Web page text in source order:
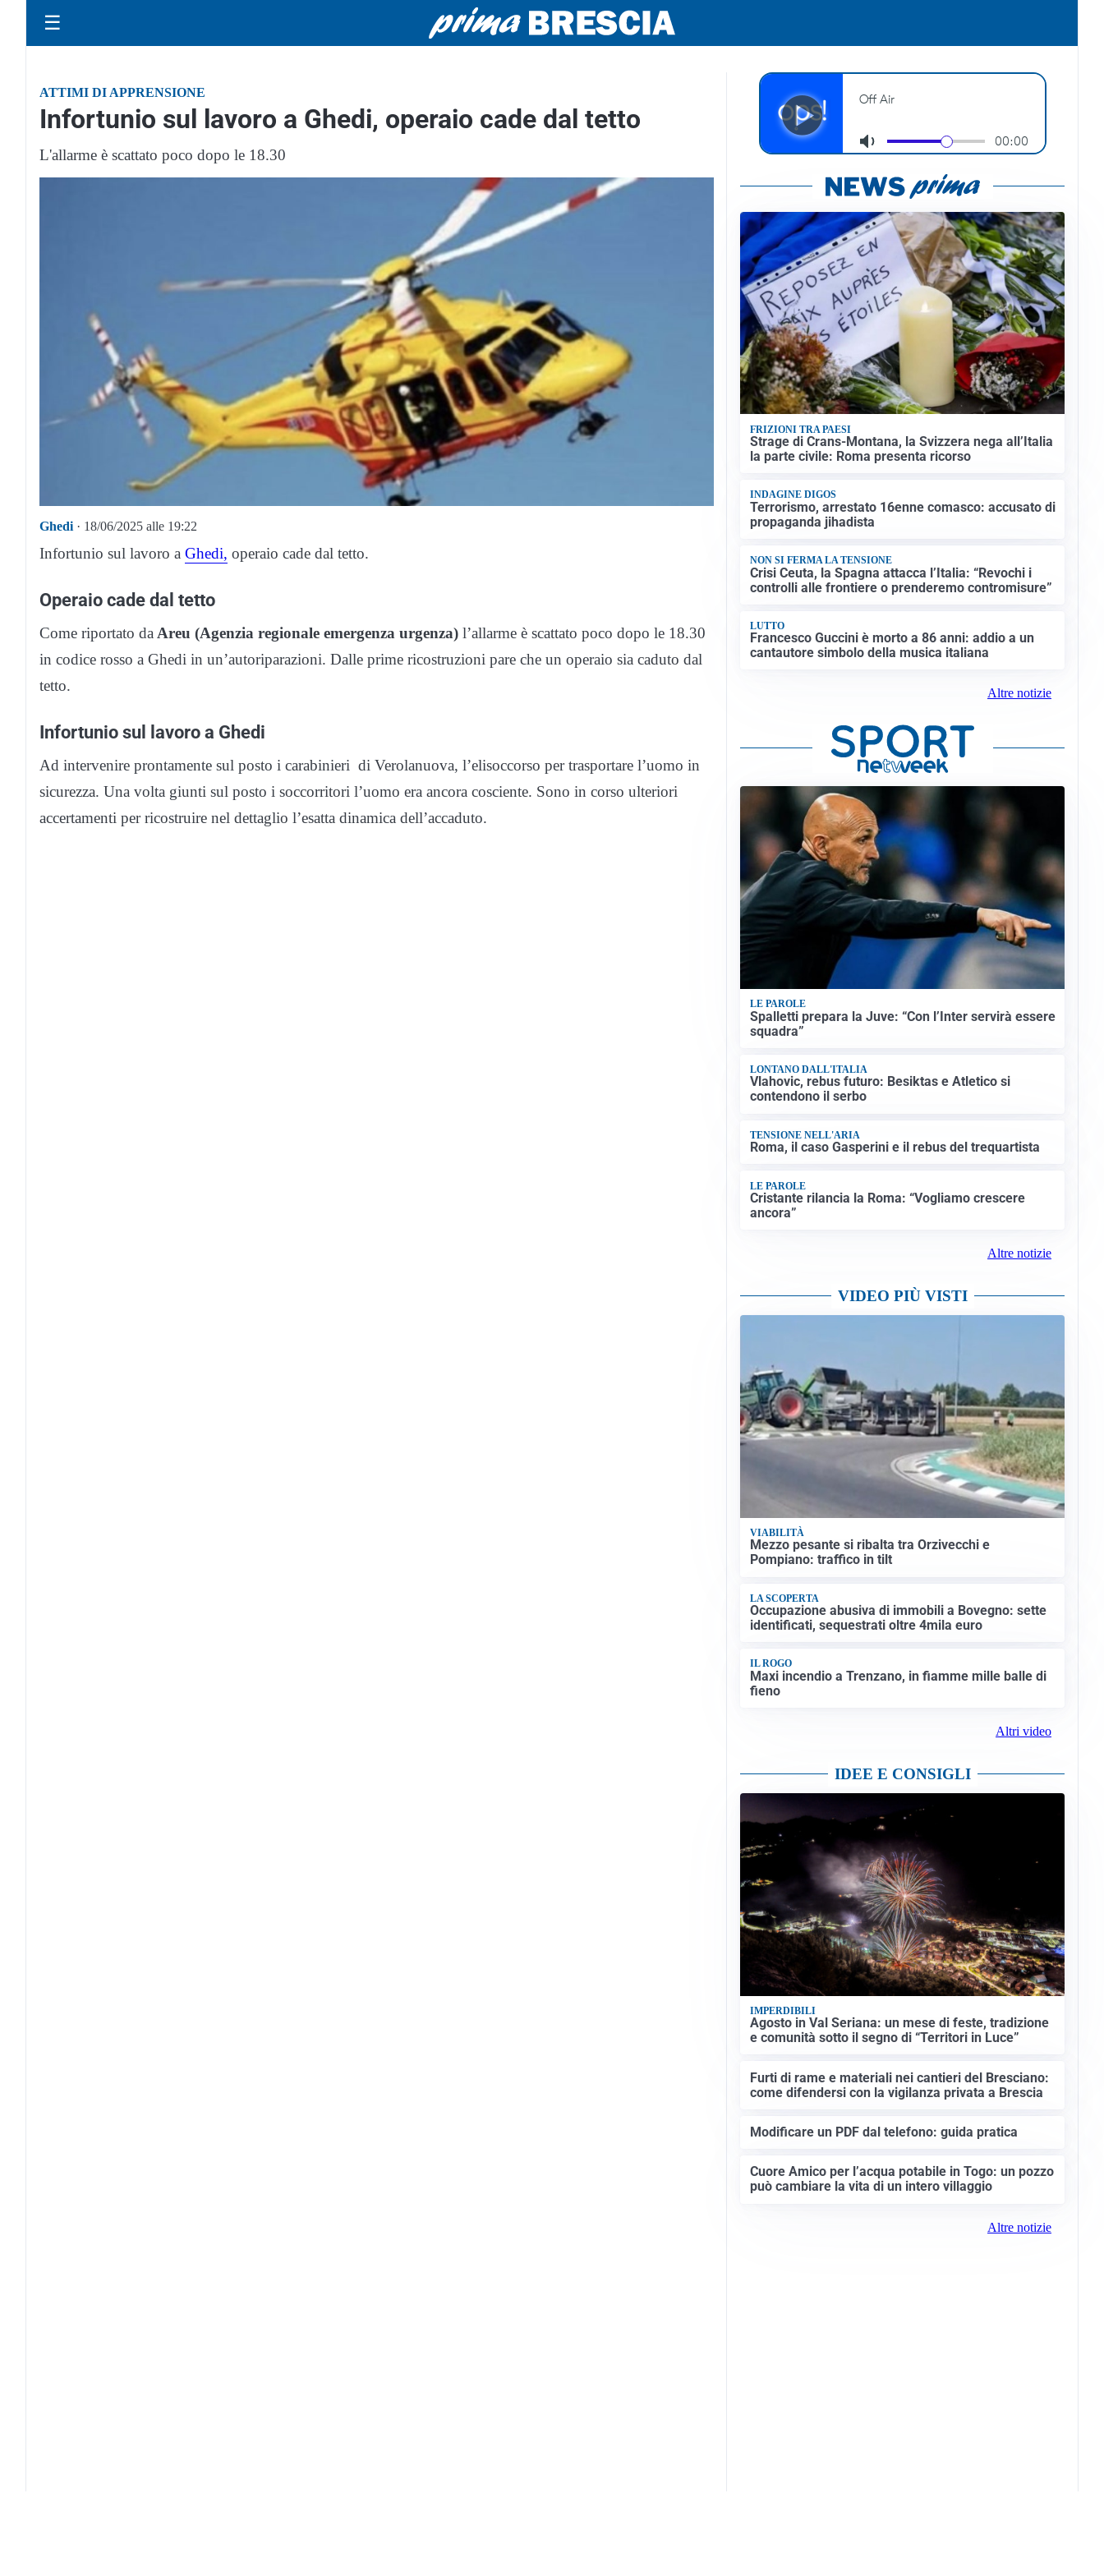
☰
ATTIMI DI APPRENSIONE
Infortunio sul lavoro a Ghedi, operaio cade dal tetto
L'allarme è scattato poco dopo le 18.30
Ghedi · 18/06/2025 alle 19:22
Infortunio sul lavoro a Ghedi, operaio cade dal tetto.
Operaio cade dal tetto
Come riportato daAreu (Agenzia regionale emergenza urgenza) l’allarme è scattato poco dopo le 18.30
in codice rosso a Ghedi in un’autoriparazioni. Dalle prime ricostruzioni pare che un operaio sia caduto dal
tetto.
Infortunio sul lavoro a Ghedi
Ad intervenire prontamente sul posto i carabinieri di Verolanuova, l’elisoccorso per trasportare l’uomo in
sicurezza. Una volta giunti sul posto i soccorritori l’uomo era ancora cosciente. Sono in corso ulteriori
accertamenti per ricostruire nel dettaglio l’esatta dinamica dell’accaduto.
FRIZIONI TRA PAESI
Strage di Crans-Montana, la Svizzera nega all’Italia
la parte civile: Roma presenta ricorso
INDAGINE DIGOS
Terrorismo, arrestato 16enne comasco: accusato di
propaganda jihadista
NON SI FERMA LA TENSIONE
Crisi Ceuta, la Spagna attacca l’Italia: “Revochi i
controlli alle frontiere o prenderemo contromisure”
LUTTO
Francesco Guccini è morto a 86 anni: addio a un
cantautore simbolo della musica italiana
Altre notizie
LE PAROLE
Spalletti prepara la Juve: “Con l’Inter servirà essere
squadra”
LONTANO DALL'ITALIA
Vlahovic, rebus futuro: Besiktas e Atletico si
contendono il serbo
TENSIONE NELL'ARIA
Roma, il caso Gasperini e il rebus del trequartista
LE PAROLE
Cristante rilancia la Roma: “Vogliamo crescere
ancora”
Altre notizie
VIDEO PIÙ VISTI
VIABILITÀ
Mezzo pesante si ribalta tra Orzivecchi e
Pompiano: traffico in tilt
LA SCOPERTA
Occupazione abusiva di immobili a Bovegno: sette
identificati, sequestrati oltre 4mila euro
IL ROGO
Maxi incendio a Trenzano, in fiamme mille balle di
fieno
Altri video
IDEE E CONSIGLI
IMPERDIBILI
Agosto in Val Seriana: un mese di feste, tradizione
e comunità sotto il segno di “Territori in Luce”
Furti di rame e materiali nei cantieri del Bresciano:
come difendersi con la vigilanza privata a Brescia
Modificare un PDF dal telefono: guida pratica
Cuore Amico per l’acqua potabile in Togo: un pozzo
può cambiare la vita di un intero villaggio
Altre notizie